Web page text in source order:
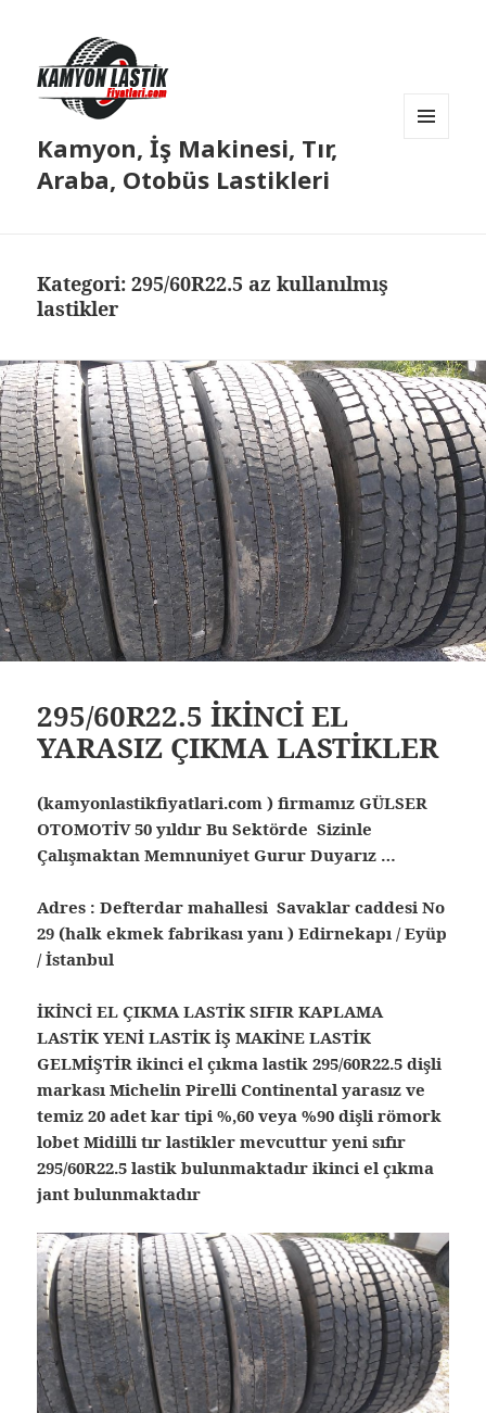
Kamyon, İş Makinesi, Tır,
Araba, Otobüs Lastikleri
Kategori:295/60R22.5 az kullanılmış
lastikler
295/60R22.5 İKİNCİ EL
YARASIZ ÇIKMA LASTİKLER
(kamyonlastikfiyatlari.com ) firmamız GÜLSER
OTOMOTİV 50 yıldır Bu Sektörde Sizinle
Çalışmaktan Memnuniyet Gurur Duyarız …
Adres : Defterdar mahallesi Savaklar caddesi No
29 (halk ekmek fabrikası yanı ) Edirnekapı / Eyüp
/ İstanbul
İKİNCİ EL ÇIKMA LASTİK SIFIR KAPLAMA
LASTİK YENİ LASTİK İŞ MAKİNE LASTİK
GELMİŞTİR ikinci el çıkma lastik 295/60R22.5 dişli
markası Michelin Pirelli Continental yarasız ve
temiz 20 adet kar tipi %,60 veya %90 dişli römork
lobet Midilli tır lastikler mevcuttur yeni sıfır
295/60R22.5 lastik bulunmaktadır ikinci el çıkma
jant bulunmaktadır